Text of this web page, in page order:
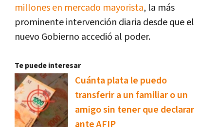
millones en mercado mayorista, la más
prominente intervención diaria desde que el
nuevo Gobierno accedió al poder.
Te puede interesar
Cuánta plata le puedo
transferir a un familiar o un
amigo sin tener que declarar
ante AFIP